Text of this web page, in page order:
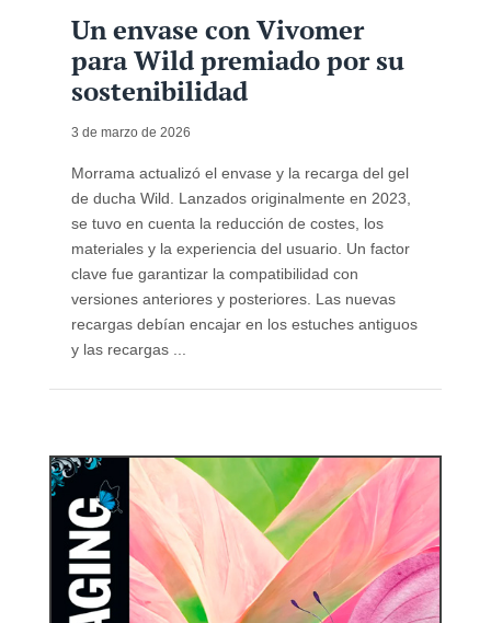
Un envase con Vivomer
para Wild premiado por su
sostenibilidad
3 de marzo de 2026
Morrama actualizó el envase y la recarga del gel
de ducha Wild. Lanzados originalmente en 2023,
se tuvo en cuenta la reducción de costes, los
materiales y la experiencia del usuario. Un factor
clave fue garantizar la compatibilidad con
versiones anteriores y posteriores. Las nuevas
recargas debían encajar en los estuches antiguos
y las recargas ...